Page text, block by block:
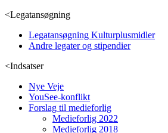
<Legatansøgning
Legatansøgning Kulturplusmidler
Andre legater og stipendier
<Indsatser
Nye Veje
YouSee-konflikt
Forslag til medieforlig
Medieforlig 2022
Medieforlig 2018